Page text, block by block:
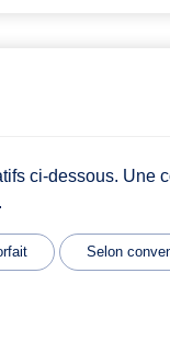
ci-dessous. Une
Selon